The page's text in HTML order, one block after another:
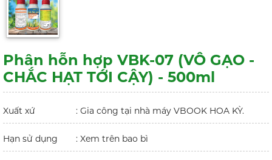
Phân hỗn hợp VBK-07 (VÔ GẠO -
CHẮC HẠT TỚI CẬY) - 500ml
Xuất xứ : Gia công tại nhà máy VBOOK HOA KỲ.
Hạn sử dụng : Xem trên bao bì